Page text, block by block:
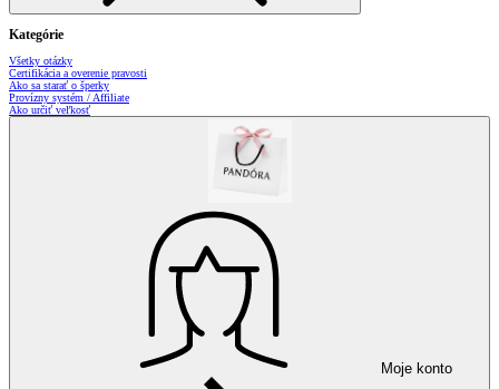
Kategórie
Všetky otázky
Certifikácia a overenie pravosti
Ako sa starať o šperky
Provízny systém / Affiliate
Ako určiť veľkosť
Moje konto